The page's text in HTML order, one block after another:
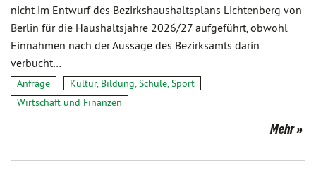
nicht im Entwurf des Bezirkshaushaltsplans Lichtenberg von
Berlin für die Haushaltsjahre 2026/27 aufgeführt, obwohl
Einnahmen nach der Aussage des Bezirksamts darin
verbucht…
Anfrage
Kultur, Bildung, Schule, Sport
Wirtschaft und Finanzen
Mehr